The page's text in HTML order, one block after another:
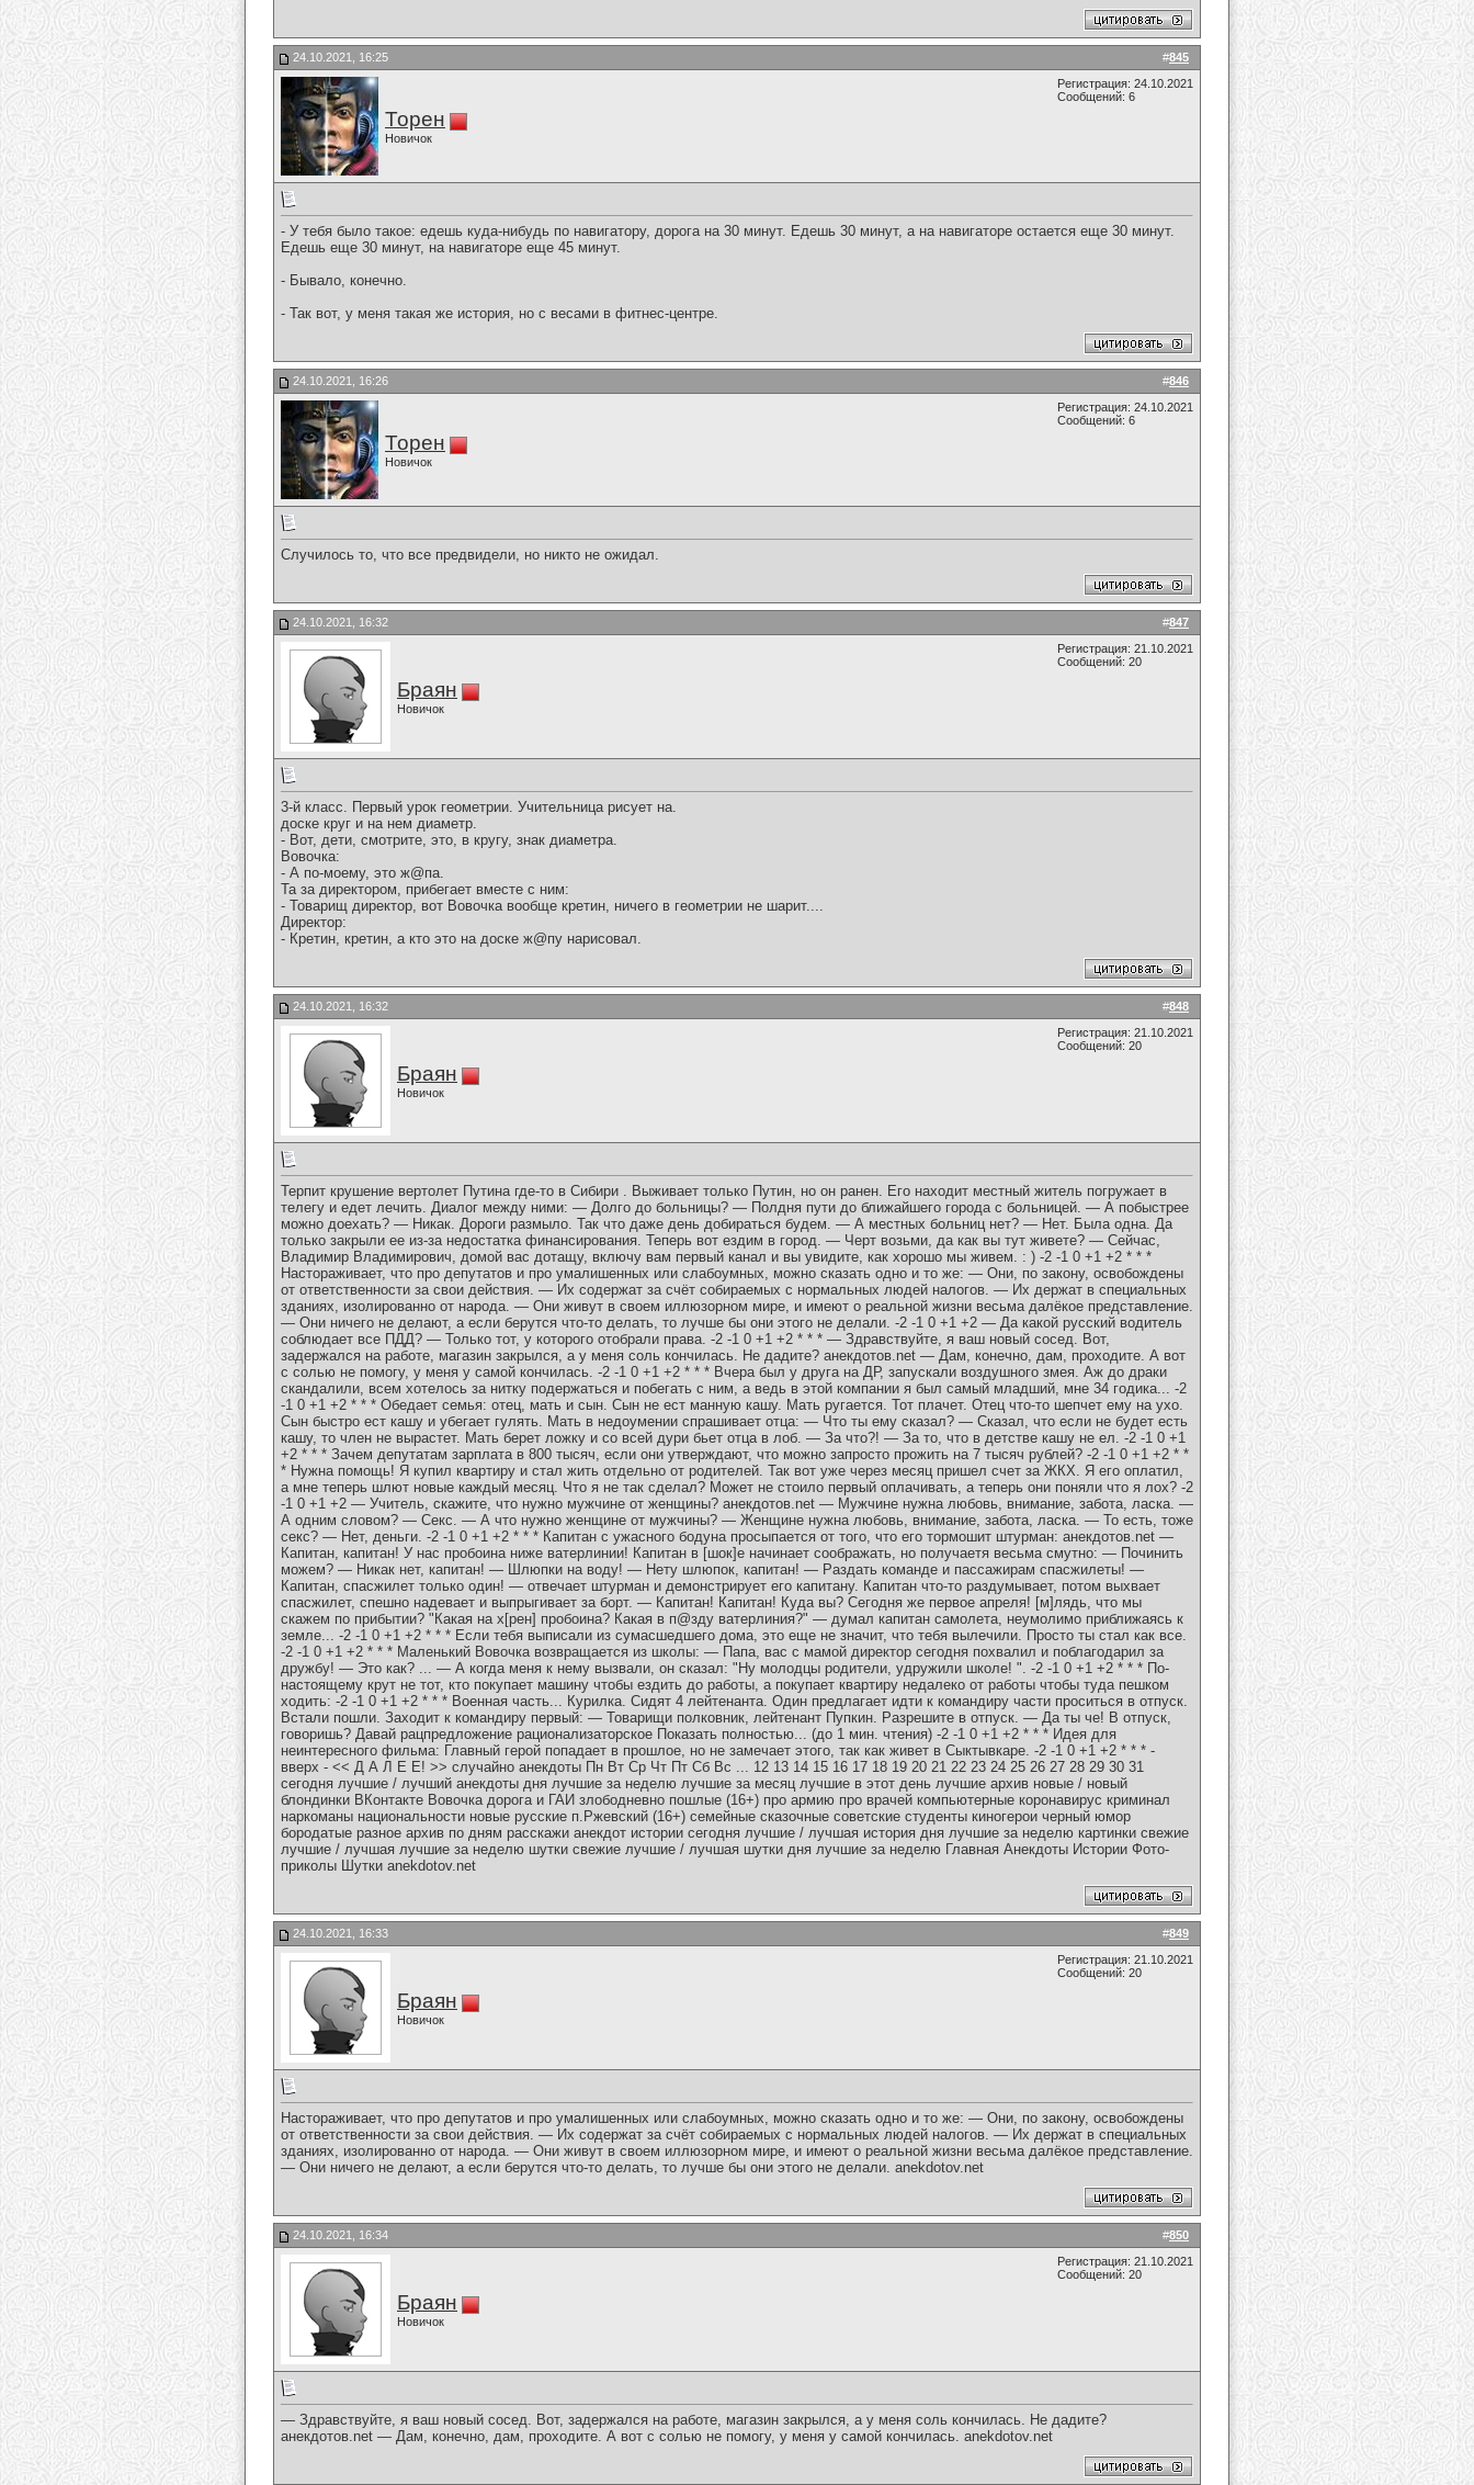
#845
24.10.2021, 16:25
Торен
Новичок
Регистрация: 24.10.2021
Сообщений: 6
- У тебя было такое: едешь куда-нибудь по навигатору, дорога на 30 минут. Едешь 30 минут, а на навигаторе остается еще 30 минут.
Едешь еще 30 минут, на навигаторе еще 45 минут.
- Бывало, конечно.
- Так вот, у меня такая же история, но с весами в фитнес-центре.
#846
24.10.2021, 16:26
Торен
Новичок
Регистрация: 24.10.2021
Сообщений: 6
Случилось то, что все предвидели, но никто не ожидал.
#847
24.10.2021, 16:32
Браян
Новичок
Регистрация: 21.10.2021
Сообщений: 20
3-й класс. Пеpвый уpок геометpии. Учительница pисует на.
доске кpуг и на нем диаметp.
- Вот, дети, смотpите, это, в кpугу, знак диаметpа.
Вовочка:
- А по-моему, это ж@па.
Та за диpектоpом, пpибегает вместе с ним:
- Товаpищ диpектоp, вот Вовочка вообще кpетин, ничего в геометpии не шаpит....
Диpектоp:
- Кpетин, кpетин, а кто это на доске ж@пу наpисовал.
#848
24.10.2021, 16:32
Браян
Новичок
Регистрация: 21.10.2021
Сообщений: 20
Терпит крушение вертолет Путина где-то в Сибири . Выживает только Путин, но он ранен. Его находит местный житель погружает в
телегу и едет лечить. Диалог между ними: — Долго до больницы? — Полдня пути до ближайшего города с больницей. — А побыстрее
можно доехать? — Никак. Дороги размыло. Так что даже день добираться будем. — А местных больниц нет? — Нет. Была одна. Да
только закрыли ее из-за недостатка финансирования. Теперь вот ездим в город. — Черт возьми, да как вы тут живете? — Сейчас,
Владимир Владимирович, домой вас дотащу, включу вам первый канал и вы увидите, как хорошо мы живем. : ) -2 -1 0 +1 +2 * * *
Настораживает, что про депутатов и про умалишенных или слабоумных, можно сказать одно и то же: — Они, по закону, освобождены
от ответственности за свои действия. — Их содержат за счёт собираемых с нормальных людей налогов. — Их держат в специальных
зданиях, изолированно от народа. — Они живут в своем иллюзорном мире, и имеют о реальной жизни весьма далёкое представление.
— Они ничего не делают, а если берутся что-то делать, то лучше бы они этого не делали. -2 -1 0 +1 +2 — Да какой русский водитель
соблюдает все ПДД? — Только тот, у которого отобрали права. -2 -1 0 +1 +2 * * * — Здравствуйте, я ваш новый сосед. Вот,
задержался на работе, магазин закрылся, а у меня соль кончилась. Не дадите? aнeкдотов.net — Дам, конечно, дам, проходите. А вот
с солью не помогу, у меня у самой кончилась. -2 -1 0 +1 +2 * * * Вчера был у друга на ДР, запускали воздушного змея. Аж до драки
скандалили, всем хотелось за нитку подержаться и побегать с ним, а ведь в этой компании я был самый младший, мне 34 годика... -2
-1 0 +1 +2 * * * Обедает семья: отец, мать и сын. Сын не ест манную кашу. Мать ругается. Тот плачет. Отец что-то шепчет ему на ухо.
Сын быстро ест кашу и убегает гулять. Мать в недоумении спрашивает отца: — Что ты ему сказал? — Сказал, что если не будет есть
кашу, то член не вырастет. Мать берет ложку и со всей дури бьет отца в лоб. — За что?! — За то, что в детстве кашу не ел. -2 -1 0 +1
+2 * * * Зачем депутатам зарплата в 800 тысяч, если они утверждают, что можно запросто прожить на 7 тысяч рублей? -2 -1 0 +1 +2 * *
* Нужна помощь! Я купил квартиру и стал жить отдельно от родителей. Так вот уже через месяц пришел счет за ЖКХ. Я его оплатил,
а мне теперь шлют новые каждый месяц. Что я не так сделал? Может не стоило первый оплачивать, а теперь они поняли что я лох? -2
-1 0 +1 +2 — Учитель, скажите, что нужно мужчине от женщины? анeкдoтoв.net — Мужчине нужна любовь, внимание, забота, ласка. —
А одним словом? — Секс. — А что нужно женщине от мужчины? — Женщине нужна любовь, внимание, забота, ласка. — То есть, тоже
ceкc? — Нет, деньги. -2 -1 0 +1 +2 * * * Капитан с ужасного бодуна просыпается от того, что его тормошит штурман: анeкдoтoв.net —
Капитан, капитан! У нас пробоина ниже ватерлинии! Капитан в [шок]е начинает соображать, но получаетя весьма смутно: — Починить
можем? — Никак нет, капитан! — Шлюпки на воду! — Нету шлюпок, капитан! — Раздать команде и пассажирам спасжилеты! —
Капитан, спасжилет только один! — отвечает штурман и демонстрирует его капитану. Капитан что-то раздумывает, потом выхвает
спасжилет, спешно надевает и выпрыгивает за борт. — Капитан! Капитан! Куда вы? Сегодня же первое апреля! [м]лядь, что мы
скажем по прибытии? "Какая на х[рен] пробоина? Какая в п@зду ватерлиния?" — думал капитан самолета, неумолимо приближаясь к
земле... -2 -1 0 +1 +2 * * * Если тебя выписали из сумасшедшего дома, это еще не значит, что тебя вылечили. Просто ты стал как все.
-2 -1 0 +1 +2 * * * Маленький Вовочка возвращается из школы: — Папа, вас с мамой директор сегодня похвалил и поблагодарил за
дружбу! — Это как? ... — А когда меня к нему вызвали, он сказал: "Ну молодцы родители, удружили школе! ". -2 -1 0 +1 +2 * * * По-
настоящему крут не тот, кто покупает машину чтобы ездить до работы, а покупает квартиру недалеко от работы чтобы туда пешком
ходить: -2 -1 0 +1 +2 * * * Военная часть... Курилка. Сидят 4 лейтенанта. Один предлагает идти к командиру части проситься в отпуск.
Встали пошли. Заходит к командиру первый: — Товарищи полковник, лейтенант Пупкин. Разрешите в отпуск. — Да ты че! В отпуск,
говоришь? Давай рацпредложение рационализаторское Показать полностью... (до 1 мин. чтения) -2 -1 0 +1 +2 * * * Идея для
неинтересного фильма: Главный герой попадает в прошлое, но не замечает этого, так как живет в Сыктывкаре. -2 -1 0 +1 +2 * * * -
вверх - << Д А Л Е Е! >> случайно анекдоты Пн Вт Ср Чт Пт Сб Вс ... 12 13 14 15 16 17 18 19 20 21 22 23 24 25 26 27 28 29 30 31
сегодня лучшие / лучший анекдоты дня лучшие за неделю лучшие за месяц лучшие в этот день лучшие архив новые / новый
блондинки ВКонтакте Вовочка дорога и ГАИ злободневно пошлые (16+) про армию про врачей компьютерные коронавирус криминал
наркоманы национальности новые русские п.Ржевский (16+) семейные сказочные советские студенты киногерои черный юмор
бородатые разное архив по дням расскажи анекдот истории сегодня лучшие / лучшая история дня лучшие за неделю картинки свежие
лучшие / лучшая лучшие за неделю шутки свежие лучшие / лучшая шутки дня лучшие за неделю Главная Анекдоты Истории Фото-
приколы Шутки anekdotov.net
#849
24.10.2021, 16:33
Браян
Новичок
Регистрация: 21.10.2021
Сообщений: 20
Настораживает, что про депутатов и про умалишенных или слабоумных, можно сказать одно и то же: — Они, по закону, освобождены
от ответственности за свои действия. — Их содержат за счёт собираемых с нормальных людей налогов. — Их держат в специальных
зданиях, изолированно от народа. — Они живут в своем иллюзорном мире, и имеют о реальной жизни весьма далёкое представление.
— Они ничего не делают, а если берутся что-то делать, то лучше бы они этого не делали. anekdotov.net
#850
24.10.2021, 16:34
Браян
Новичок
Регистрация: 21.10.2021
Сообщений: 20
— Здравствуйте, я ваш новый сосед. Вот, задержался на работе, магазин закрылся, а у меня соль кончилась. Не дадите?
aнeкдотов.net — Дам, конечно, дам, проходите. А вот с солью не помогу, у меня у самой кончилась. anekdotov.net